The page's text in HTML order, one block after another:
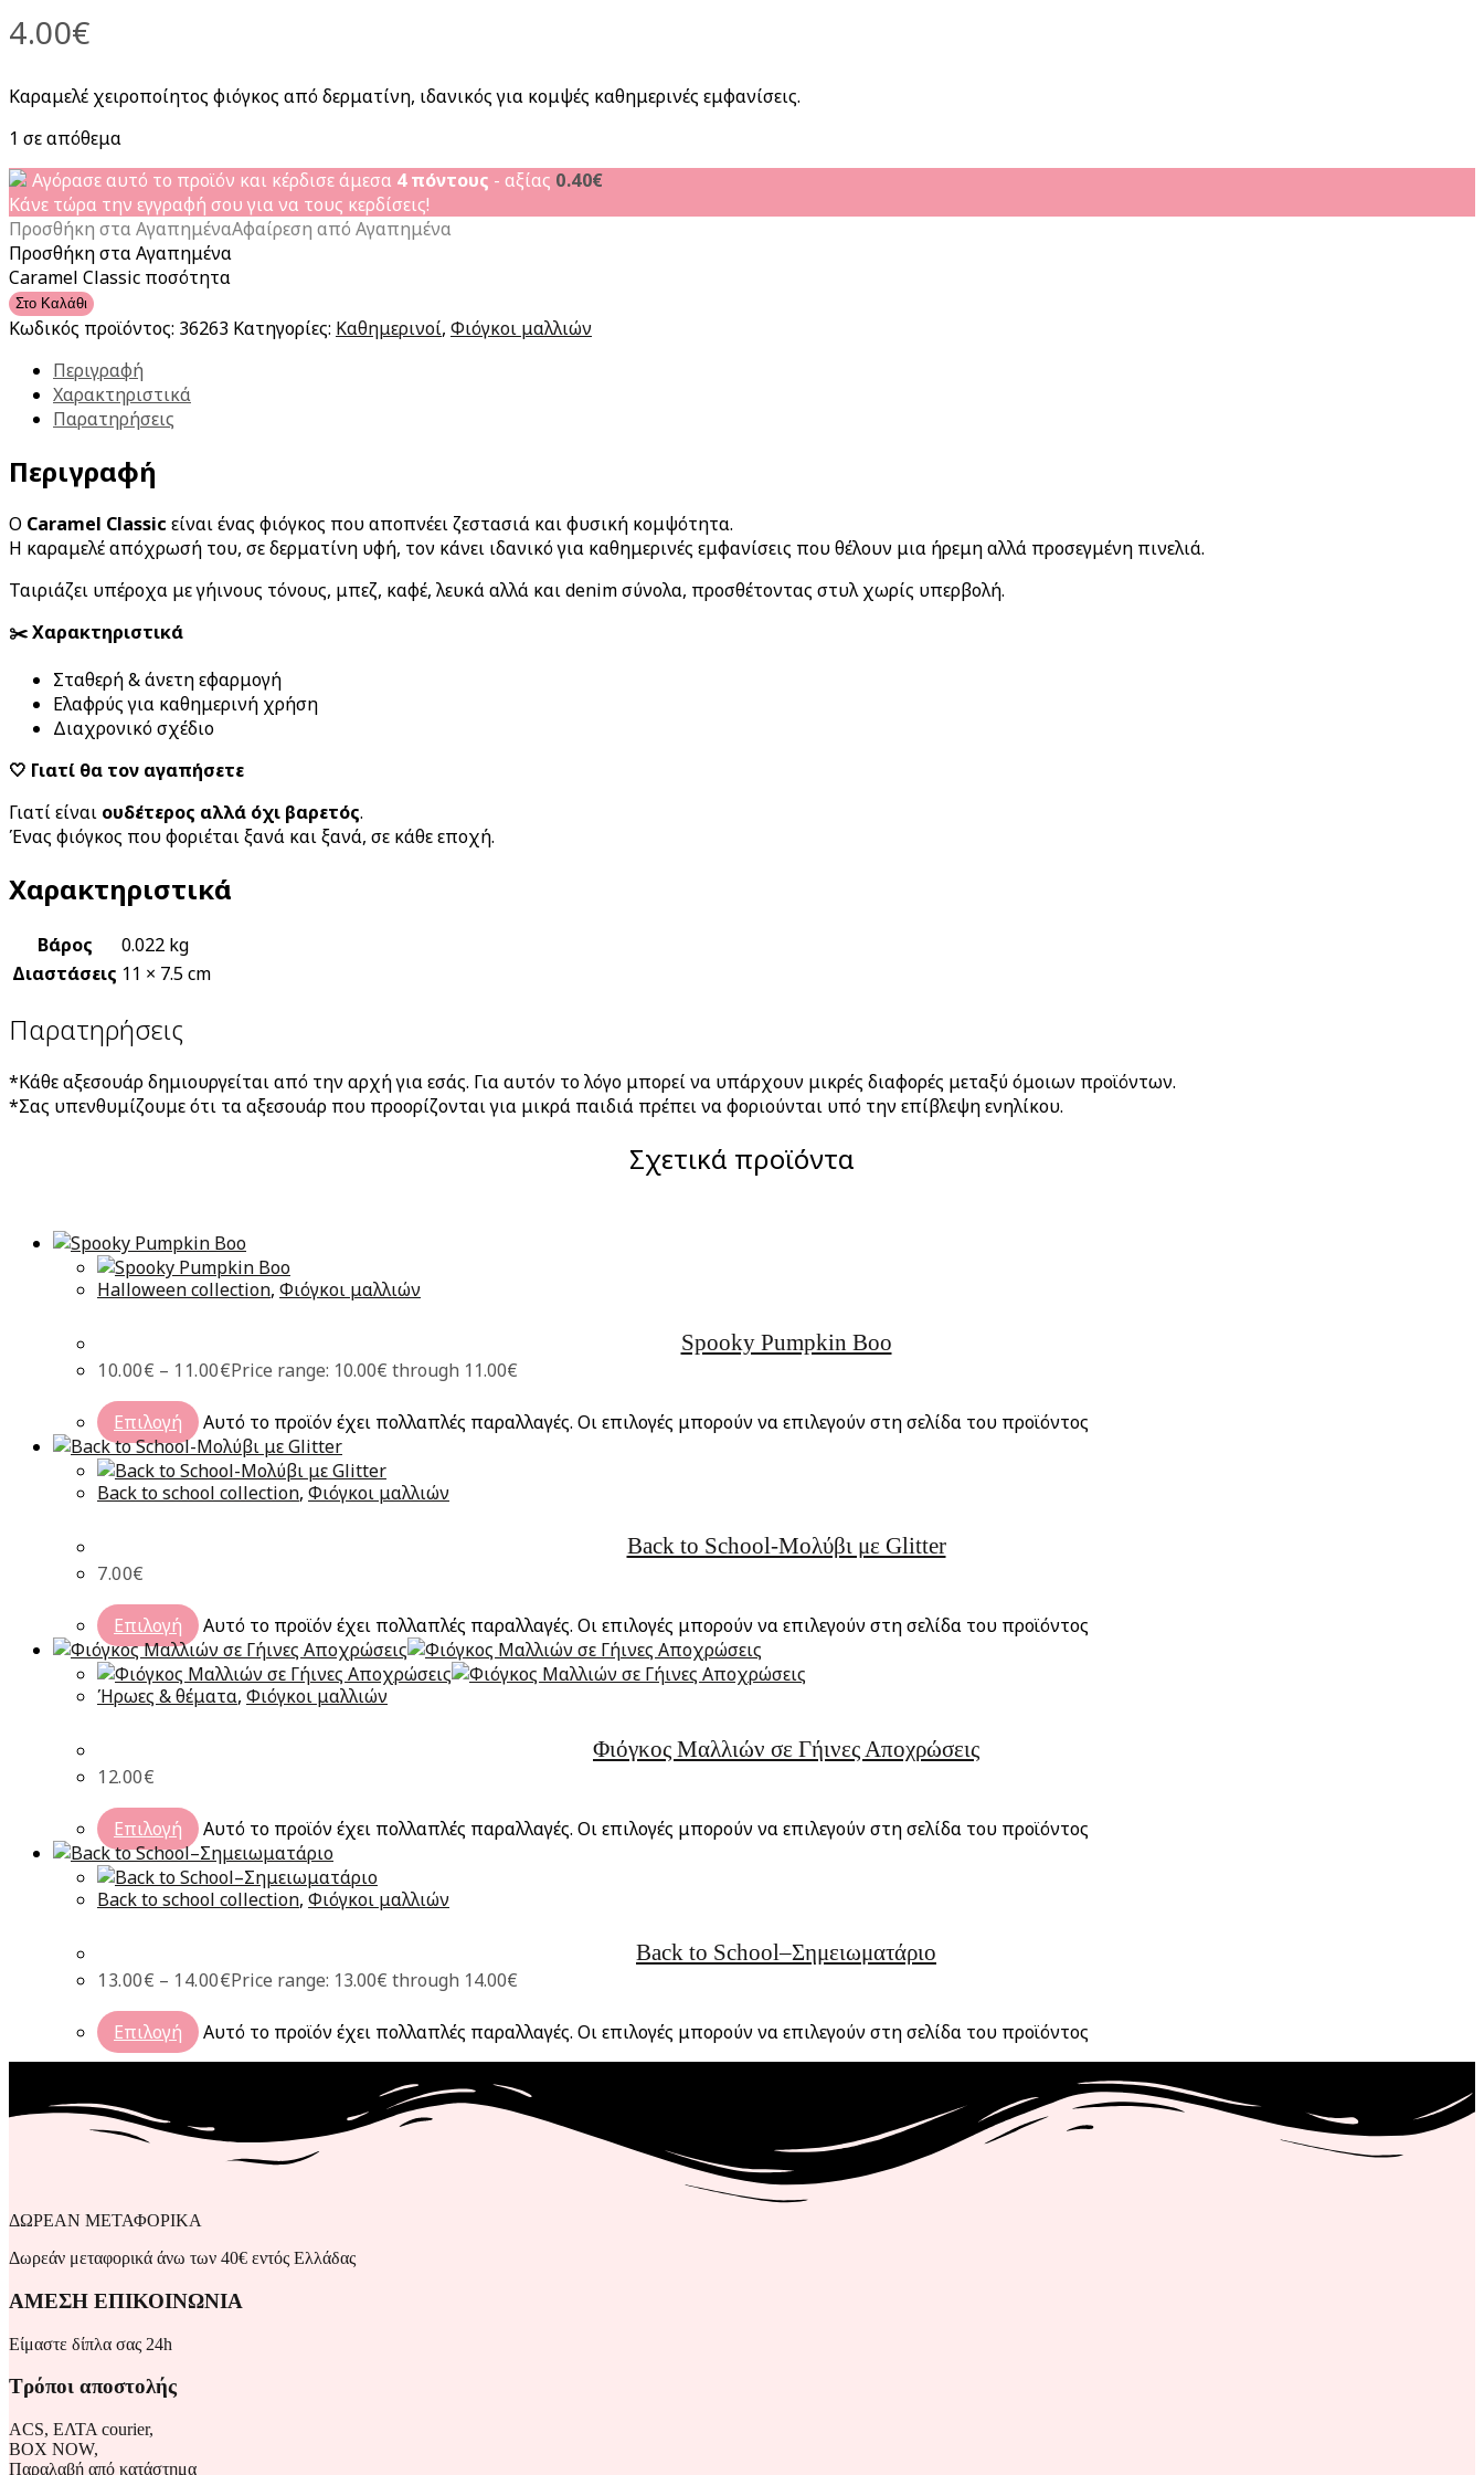
4.00€
Καραμελέ χειροποίητος φιόγκος από δερματίνη, ιδανικός για κομψές καθημερινές εμφανίσεις.
1 σε απόθεμα
Αγόρασε αυτό το προϊόν και κέρδισε άμεσα 4πόντους - αξίας 0.40€
Κάνε τώρα την εγγραφή σου για να τους κερδίσεις!
Προσθήκη στα ΑγαπημέναΑφαίρεση από Αγαπημένα
Προσθήκη στα Αγαπημένα
Caramel Classic ποσότητα
Στο Καλάθι
Κωδικός προϊόντος: 36263 Κατηγορίες: Καθημερινοί, Φιόγκοι μαλλιών
Περιγραφή
Χαρακτηριστικά
Παρατηρήσεις
Περιγραφή
Ο Caramel Classic είναι ένας φιόγκος που αποπνέει ζεστασιά και φυσική κομψότητα.
Η καραμελέ απόχρωσή του, σε δερματίνη υφή, τον κάνει ιδανικό για καθημερινές εμφανίσεις που θέλουν μια ήρεμη αλλά προσεγμένη πινελιά.
Ταιριάζει υπέροχα με γήινους τόνους, μπεζ, καφέ, λευκά αλλά και denim σύνολα, προσθέτοντας στυλ χωρίς υπερβολή.
✂️ Χαρακτηριστικά
Σταθερή & άνετη εφαρμογή
Ελαφρύς για καθημερινή χρήση
Διαχρονικό σχέδιο
🤍 Γιατί θα τον αγαπήσετε
Γιατί είναι ουδέτερος αλλά όχι βαρετός.
Ένας φιόγκος που φοριέται ξανά και ξανά, σε κάθε εποχή.
Χαρακτηριστικά
Βάρος
0.022 kg
Διαστάσεις 11 × 7.5 cm
Παρατηρήσεις
*Κάθε αξεσουάρ δημιουργείται από την αρχή για εσάς. Για αυτόν το λόγο μπορεί να υπάρχουν μικρές διαφορές μεταξύ όμοιων προϊόντων.
*Σας υπενθυμίζουμε ότι τα αξεσουάρ που προορίζονται για μικρά παιδιά πρέπει να φοριούνται υπό την επίβλεψη ενηλίκου.
Σχετικά προϊόντα
Halloween collection, Φιόγκοι μαλλιών
Spooky Pumpkin Boo
10.00€ – 11.00€Price range: 10.00€ through 11.00€
Επιλογή Αυτό το προϊόν έχει πολλαπλές παραλλαγές. Οι επιλογές μπορούν να επιλεγούν στη σελίδα του προϊόντος
Back to school collection, Φιόγκοι μαλλιών
Back to School-Μολύβι με Glitter
7.00€
Επιλογή Αυτό το προϊόν έχει πολλαπλές παραλλαγές. Οι επιλογές μπορούν να επιλεγούν στη σελίδα του προϊόντος
Ήρωες & θέματα, Φιόγκοι μαλλιών
Φιόγκος Μαλλιών σε Γήινες Αποχρώσεις
12.00€
Επιλογή Αυτό το προϊόν έχει πολλαπλές παραλλαγές. Οι επιλογές μπορούν να επιλεγούν στη σελίδα του προϊόντος
Back to school collection, Φιόγκοι μαλλιών
Back to School–Σημειωματάριο
13.00€ – 14.00€Price range: 13.00€ through 14.00€
Επιλογή Αυτό το προϊόν έχει πολλαπλές παραλλαγές. Οι επιλογές μπορούν να επιλεγούν στη σελίδα του προϊόντος
ΔΩΡΕΑΝ ΜΕΤΑΦΟΡΙΚΑ
Δωρεάν μεταφορικά άνω των 40€ εντός Ελλάδας
ΑΜΕΣΗ ΕΠΙΚΟΙΝΩΝΙΑ
Είμαστε δίπλα σας 24h
Τρόποι αποστολής
ACS, ΕΛΤΑ courier,
BOX NOW,
Παραλαβή από κατάστημα